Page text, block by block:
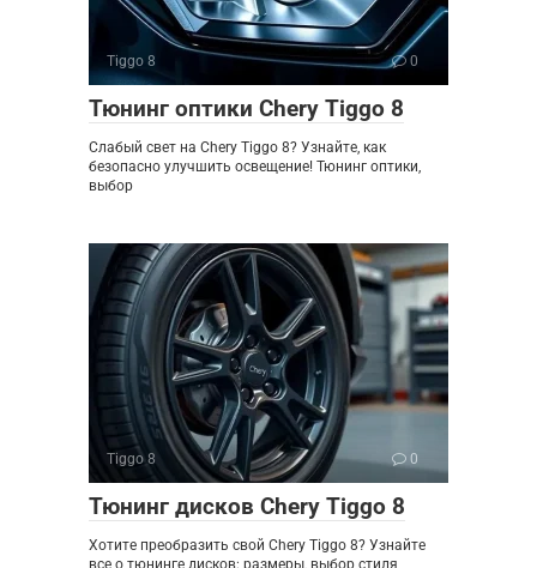
Tiggo 8 0
Тюнинг оптики Chery Tiggo 8
Слабый свет на Chery Tiggo 8? Узнайте, как
безопасно улучшить освещение! Тюнинг оптики,
выбор
Tiggo 8 0
Тюнинг дисков Chery Tiggo 8
Хотите преобразить свой Chery Tiggo 8? Узнайте